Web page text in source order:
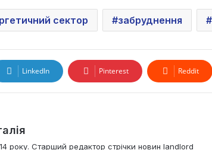
сектор забруднення
LinkedIn Pinterest Reddit
року. Старший редактор стрічки новин landlord